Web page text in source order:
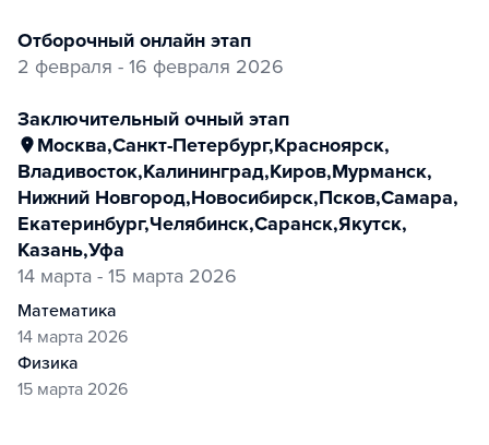
отборочный онлайн этап
2 февраля - 16 февраля 2026
заключительный очный этап
Москва,Санкт-Петербург,Красноярск,
Владивосток,Калининград,Киров,Мурманск,
Нижний Новгород,Новосибирск,Псков,Самара,
Екатеринбург,Челябинск,Саранск,Якутск,
Казань,Уфа
14 марта - 15 марта 2026
математика
14 марта 2026
физика
15 марта 2026